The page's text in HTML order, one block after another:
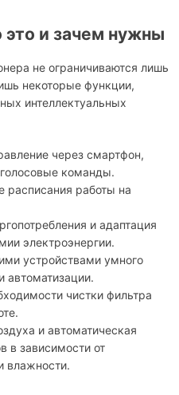
и зачем нужны
не ограничиваются лишь
некоторые функции,
интеллектуальных
через смартфон,
команды.
расписания работы на
и адаптация
электроэнергии.
устройствами умного
автоматизации.
чистки фильтра
и автоматическая
в зависимости от
влажности.